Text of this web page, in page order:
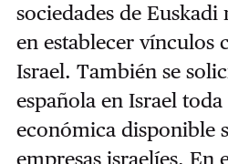
sociedades de
en establecer vínculos
Israel. También se
española en Israel
económica disponible
empresas israelíes. En